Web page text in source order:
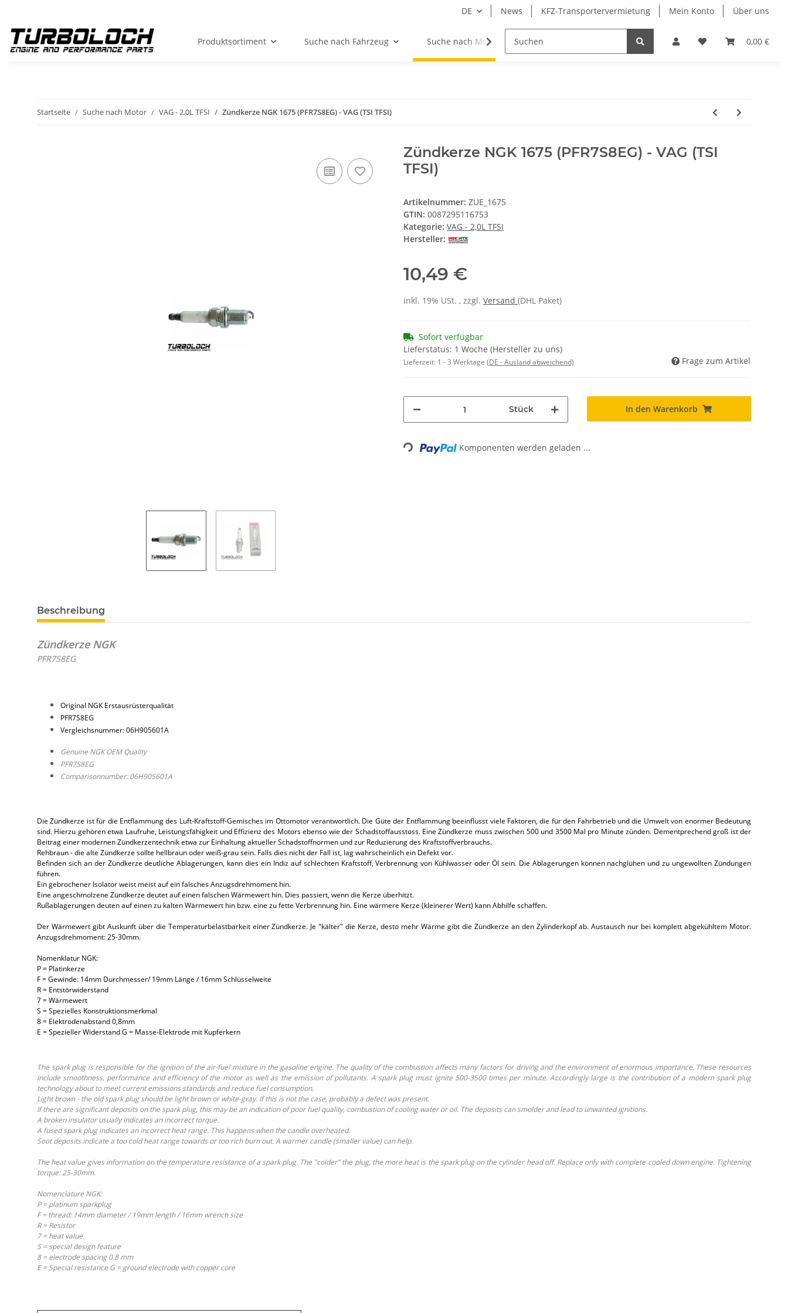
DE News KFZ-Transportervermietung Mein Konto Über uns
0,00 €
Produktsortiment Suche nach Fahrzeug Suche nach Motor Sonderangebote Merchandising
Startseite Suche nach Motor VAG - 2,0L TFSI Zündkerze NGK 1675 (PFR7S8EG) - VAG (TSI TFSI)
Zündkerze NGK 1675 (PFR7S8EG) - VAG (TSI
TFSI)
Artikelnummer: ZUE_1675
GTIN: 0087295116753
Kategorie: VAG - 2,0L TFSI
Hersteller:
10,49 €
inkl. 19% USt. , zzgl. Versand (DHL Paket)
Sofort verfügbar
Lieferstatus: 1 Woche (Hersteller zu uns)
Lieferzeit: 1 - 3 Werktage (DE - Ausland abweichend) Frage zum Artikel
Stück In den Warenkorb
Loading... Komponenten werden geladen ...
Beschreibung
Zündkerze NGK
PFR7S8EG
Original NGK Erstausrüsterqualität
PFR7S8EG
Vergleichsnummer: 06H905601A
Genuine NGK OEM Quality
PFR7S8EG
Comparisonnumber: 06H905601A
Die Zündkerze ist für die Entflammung des Luft-Kraftstoff-Gemisches im Ottomotor verantwortlich. Die Güte der Entflammung beeinflusst viele Faktoren, die für den Fahrbetrieb und die Umwelt von enormer Bedeutung
sind. Hierzu gehören etwa Laufruhe, Leistungsfähigkeit und Effizienz des Motors ebenso wie der Schadstoffausstoss. Eine Zündkerze muss zwischen 500 und 3500 Mal pro Minute zünden. Dementprechend groß ist der
Beitrag einer modernen Zündkerzentechnik etwa zur Einhaltung aktueller Schadstoffnormen und zur Reduzierung des Kraftstoffverbrauchs.
Rehbraun - die alte Zündkerze sollte hellbraun oder weiß-grau sein. Falls dies nicht der Fall ist, lag wahrscheinlich ein Defekt vor.
Befinden sich an der Zündkerze deutliche Ablagerungen, kann dies ein Indiz auf schlechten Kraftstoff, Verbrennung von Kühlwasser oder Öl sein. Die Ablagerungen können nachglühen und zu ungewollten Zündungen
führen.
Ein gebrochener Isolator weist meist auf ein falsches Anzugsdrehmoment hin.
Eine angeschmolzene Zündkerze deutet auf einen falschen Wärmewert hin. Dies passiert, wenn die Kerze überhitzt.
Rußablagerungen deuten auf einen zu kalten Wärmewert hin bzw. eine zu fette Verbrennung hin. Eine wärmere Kerze (kleinerer Wert) kann Abhilfe schaffen.
Der Wärmewert gibt Auskunft über die Temperaturbelastbarkeit einer Zündkerze. Je "kälter" die Kerze, desto mehr Wärme gibt die Zündkerze an den Zylinderkopf ab. Austausch nur bei komplett abgekühltem Motor.
Anzugsdrehmoment: 25-30mm.
Nomenklatur NGK:
P = Platinkerze
F = Gewinde: 14mm Durchmesser/ 19mm Länge / 16mm Schlüsselweite
R = Entstörwiderstand
7 = Wärmewert
S = Spezielles Konstruktionsmerkmal
8 = Elektrodenabstand 0,8mm
E = Spezieller Widerstand G = Masse-Elektrode mit Kupferkern
The spark plug is responsible for the ignition of the air-fuel mixture in the gasoline engine. The quality of the combustion affects many factors for driving and the environment of enormous importance. These resources
include smoothness, performance and efficiency of the motor as well as the emission of pollutants. A spark plug must ignite 500-3500 times per minute. Accordingly large is the contribution of a modern spark plug
technology about to meet current emissions standards and reduce fuel consumption.
Light brown - the old spark plug should be light brown or white-gray. If this is not the case, probably a defect was present.
If there are significant deposits on the spark plug, this may be an indication of poor fuel quality, combustion of cooling water or oil. The deposits can smolder and lead to unwanted ignitions.
A broken insulator usually indicates an incorrect torque.
A fused spark plug indicates an incorrect heat range. This happens when the candle overheated.
Soot deposits indicate a too cold heat range towards or too rich burn out. A warmer candle (smaller value) can help.
The heat value gives information on the temperature resistance of a spark plug. The "colder" the plug, the more heat is the spark plug on the cylinder head off. Replace only with complete cooled down engine. Tightening
torque: 25-30mm.
Nomenclature NGK:
P = platinum sparkplug
F = thread: 14mm diameter / 19mm length / 16mm wrench size
R = Resistor
7 = heat value
S = special design feature
8 = electrode spacing 0.8 mm
E = Special resistance G = ground electrode with copper core